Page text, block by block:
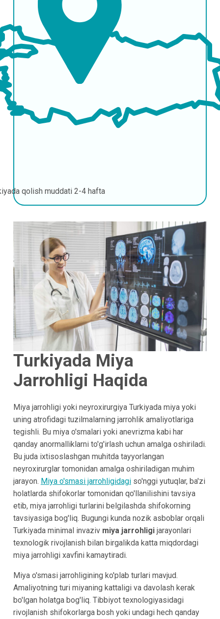
qolish muddati 2-4 hafta
Turkiyada Miya
Jarrohligi Haqida
Miya jarrohligi yoki neyroxirurgiya Turkiyada miya yoki
uning atrofidagi tuzilmalarning jarrohlik amaliyotlariga
tegishli. Bu miya o'smalari yoki anevrizma kabi har
qanday anormalliklarni to'g'irlash uchun amalga oshiriladi.
Bu juda ixtisoslashgan muhitda tayyorlangan
neyroxirurglar tomonidan amalga oshiriladigan muhim
jarayon. Miya o'smasi jarrohligidagiso'nggi yutuqlar, ba'zi
holatlarda shifokorlar tomonidan qo'llanilishini tavsiya
etib, miya jarrohligi turlarini belgilashda shifokorning
tavsiyasiga bog'liq. Bugungi kunda nozik asboblar orqali
Turkiyada minimal invaziv miya jarrohligijarayonlari
texnologik rivojlanish bilan birgalikda katta miqdordagi
miya jarrohligi xavfini kamaytiradi.
Miya o'smasi jarrohligining ko'plab turlari mavjud.
Amaliyotning turi miyaning kattaligi va davolash kerak
bo'lgan holatga bog'liq. Tibbiyot texnologiyasidagi
rivojlanish shifokorlarga bosh yoki undagi hech qanday